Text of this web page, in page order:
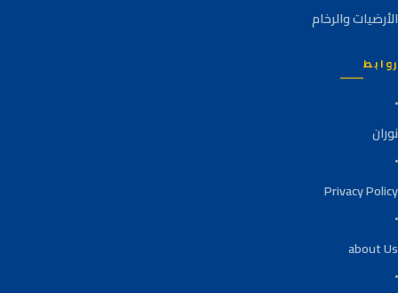
الأرضيات والرخام
روابط
نوران
Privacy Policy
about Us